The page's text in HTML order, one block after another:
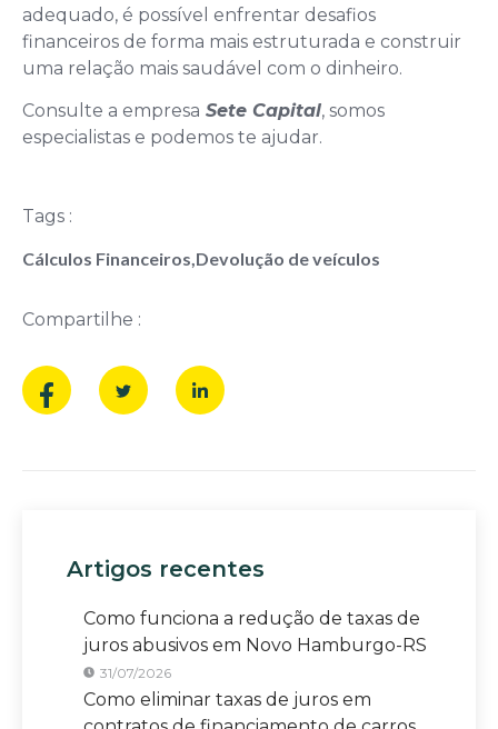
adequado, é possível enfrentar desafios
financeiros de forma mais estruturada e construir
uma relação mais saudável com o dinheiro.
Consulte a empresa Sete Capital, somos
especialistas e podemos te ajudar.
Tags :
Cálculos Financeiros,Devolução de veículos
Compartilhe :
Artigos recentes
Como funciona a redução de taxas de
juros abusivos em Novo Hamburgo-RS
31/07/2026
Como eliminar taxas de juros em